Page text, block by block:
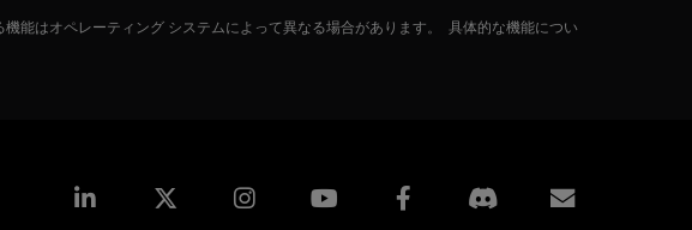
能はオペレーティング システムによって異なる場合があります。 具体的な機能につい
Linkedin Instagram Facebook